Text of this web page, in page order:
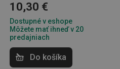
10,30 €
Dostupné v eshope
Môžete mať ihneď v 20
predajniach
Do košíka